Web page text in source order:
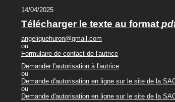
14/04/2025
Télécharger le texte au format
angeliquehuron@gmail.com
ou
Formulaire de contact de l'autrice
Demander l'autorisation à l'autrice
ou
Demande d'autorisation en ligne sur le site de la
ou
Demande d'autorisation en ligne sur le site de la